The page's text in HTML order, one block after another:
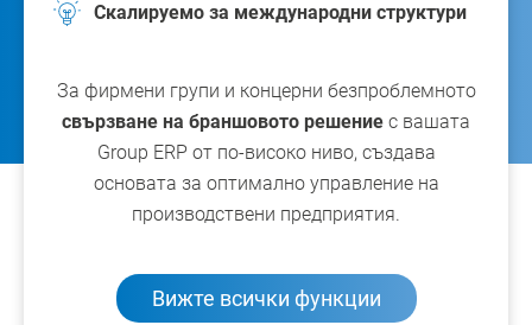
Скалируемо за международни структури
За фирмени групи и концерни безпроблемното
свързване на браншовото решение с вашата
Group ERP от по-високо ниво, създава
основата за оптимално управление на
производствени предприятия.
Вижте всички функции